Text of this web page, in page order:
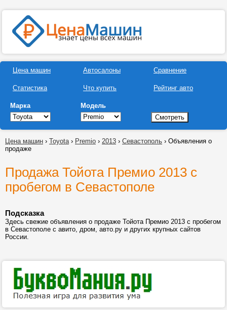
Цена машин
Статистика
Автосалоны
Что купить
Сравнение
Рейтинг авто
Марка Модель
Цена машин › Toyota› Premio › 2013 › Севастополь › Объявления о
продаже
Продажа Тойота Премио 2013 с
пробегом в Севастополе
Подсказка
Здесь свежие объявления о продаже Тойота Премио 2013 с пробегом
в Севастополе с авито, дром, авто.ру и других крупных сайтов
России.